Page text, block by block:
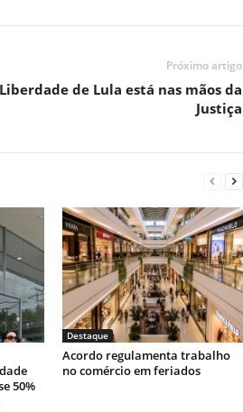
Próximo artigo
Liberdade de Lula está nas mãos da
Justiça
50%
Destaque
Acordo regulamenta trabalho
no comércio em feriados